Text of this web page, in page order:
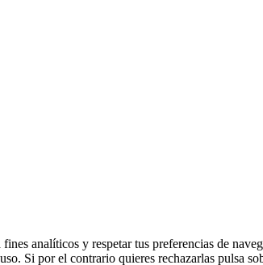
analíticos y respetar tus preferencias de
Si por el contrario quieres rechazarlas pulsa